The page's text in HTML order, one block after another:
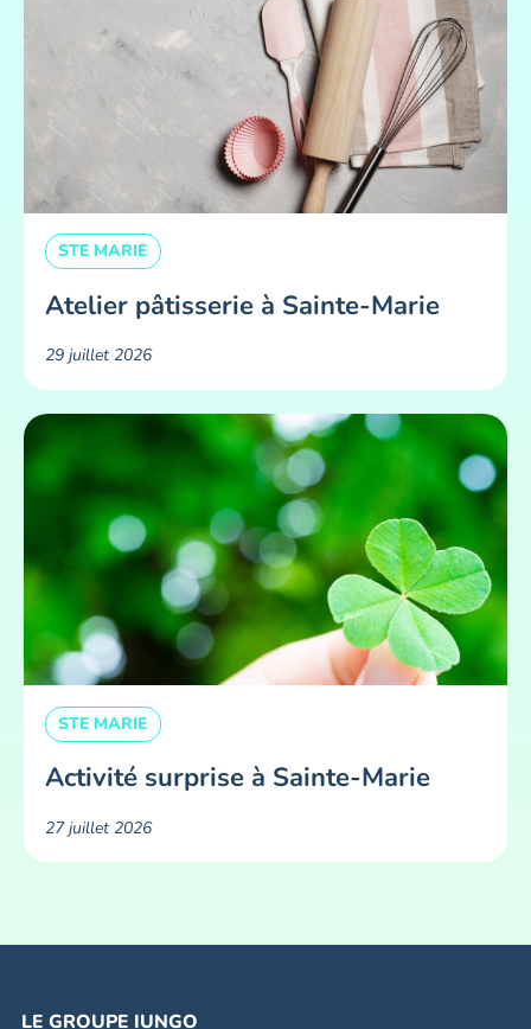
STE MARIE
Atelier pâtisserie à Sainte-Marie
29 juillet 2026
STE MARIE
Activité surprise à Sainte-Marie
27 juillet 2026
LE GROUPE IUNGO